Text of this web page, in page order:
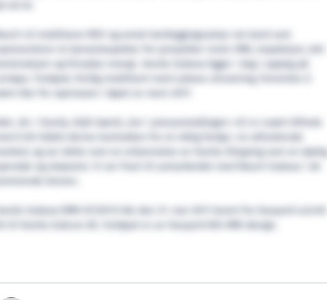
Reach vil mobilisere ROV og annet kartleggingsutstyr om bord som
representerer et tjenestespekter for prosjekter innen IMR, inspeksjon, lett
konstruksjon og fornybar energi.
ligger i dag i opplag på
Leinøya. Fartøyet, ferdig mobilisert med subsea utrustning, forventes å
være klar for operasjon i løpet av mars 2017.
Adm. dir. i Havila, Njål Sævik, sier i pressemeldingen: «Vi er svært tilfreds
med å bli tildelt denne kontrakten for et viktig fartøy i et utfordrende
marked, og ser dette som en erkjennelse av Havila Shipping som en dyktig
operatør og skipseier. Vi ser fram til samarbeidet med Reach Subsea i de
Havila Subsea
(MM 07/2011) ble den 31. mai 2011 levert fra Havyard Leirvik
AS til Havila Subcon AS. Fartøyet er av Havyard 855 IMR-design.